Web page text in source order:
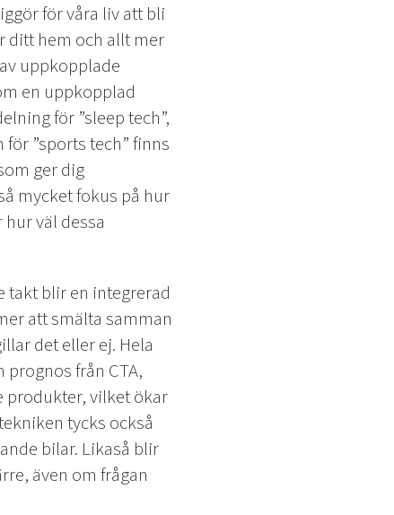
för våra liv att bli
ditt hem och allt mer
uppkopplade
en uppkopplad
för ”sleep tech”,
”sports tech” finns
ger dig
mycket fokus på hur
väl dessa
takt blir en integrerad
att smälta samman
det eller ej. Hela
från CTA,
produkter, vilket ökar
tycks också
bilar. Likaså blir
även om frågan